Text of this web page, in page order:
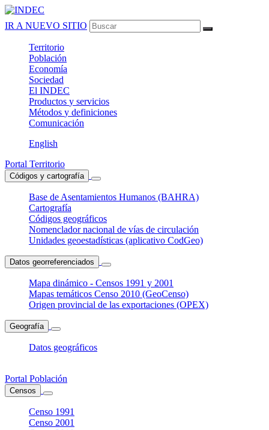
IR A NUEVO SITIO
Territorio
Población
Economía
Sociedad
El INDEC
Productos y servicios
Métodos y definiciones
Comunicación
English
Portal Territorio
Códigos y cartografía
Base de Asentamientos Humanos (BAHRA)
Cartografía
Códigos geográficos
Nomenclador nacional de vías de circulación
Unidades geoestadísticas (aplicativo CodGeo)
Datos georreferenciados
Mapa dinámico - Censos 1991 y 2001
Mapas temáticos Censo 2010 (GeoCenso)
Origen provincial de las exportaciones (OPEX)
Geografía
Datos geográficos
Portal Población
Censos
Censo 1991
Censo 2001